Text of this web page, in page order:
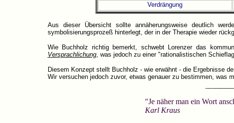
Verdrängung
Aus dieser Übersicht sollte annäherungsweise deutlich
symbolisierungsprozeß hinterlegt, der in der Therapie wieder
Wie Buchholz richtig bemerkt, schwebt Lorenzer das
Versprachlichung, was jedoch zu einer "rationalistischen
Diesem Konzept stellt Buchholz - wie erwähnt - die Ergebnisse
Wir versuchen jedoch zuvor, etwas genauer zu bestimmen, was
"Je näher man ein Wort
Karl Kraus